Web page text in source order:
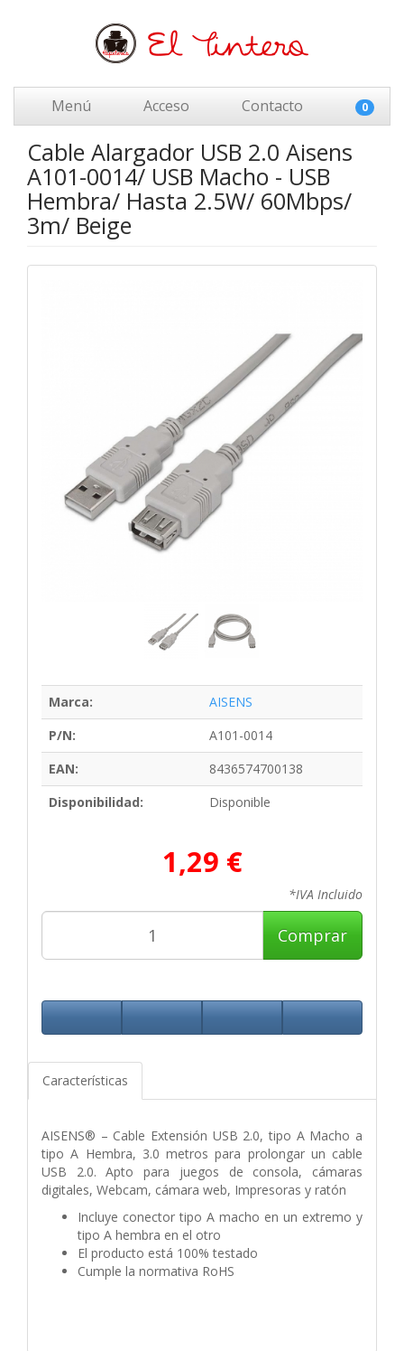
Menú Acceso Contacto 0
Cable Alargador USB 2.0 Aisens
A101-0014/ USB Macho - USB
Hembra/ Hasta 2.5W/ 60Mbps/
3m/ Beige
Marca:
AISENS
P/N:
A101-0014
EAN:
8436574700138
Disponibilidad:
Disponible
1,29 €
*IVA Incluido
Comprar
Características
AISENS® – Cable Extensión USB 2.0, tipo A Macho a
tipo A Hembra, 3.0 metros para prolongar un cable
USB 2.0. Apto para juegos de consola, cámaras
digitales, Webcam, cámara web, Impresoras y ratón
Incluye conector tipo A macho en un extremo y
tipo A hembra en el otro
El producto está 100% testado
Cumple la normativa RoHS